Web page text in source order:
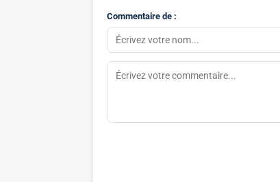
Commentaire de :